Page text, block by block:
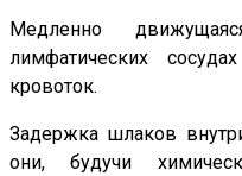
Медленно
лимфатических
кровоток.
Задержка шлаков
они, будучи